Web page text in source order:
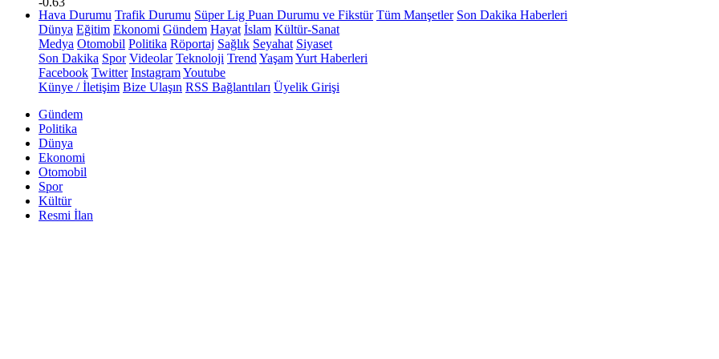
Hava Durumu Trafik Durumu Süper Lig Puan Durumu ve Fikstür Tüm Manşetler Son Dakika Haberleri
Dünya Eğitim Ekonomi Gündem Hayat İslam Kültür-Sanat
Medya Otomobil Politika Röportaj Sağlık Seyahat Siyaset
Son Dakika Spor Videolar Teknoloji Trend YaşamYurt Haberleri
Facebook Twitter InstagramYoutube
Künye / İletişim Bize Ulaşın RSS Bağlantıları Üyelik Girişi
Gündem
Politika
Dünya
Ekonomi
Otomobil
Spor
Kültür
Resmi İlan